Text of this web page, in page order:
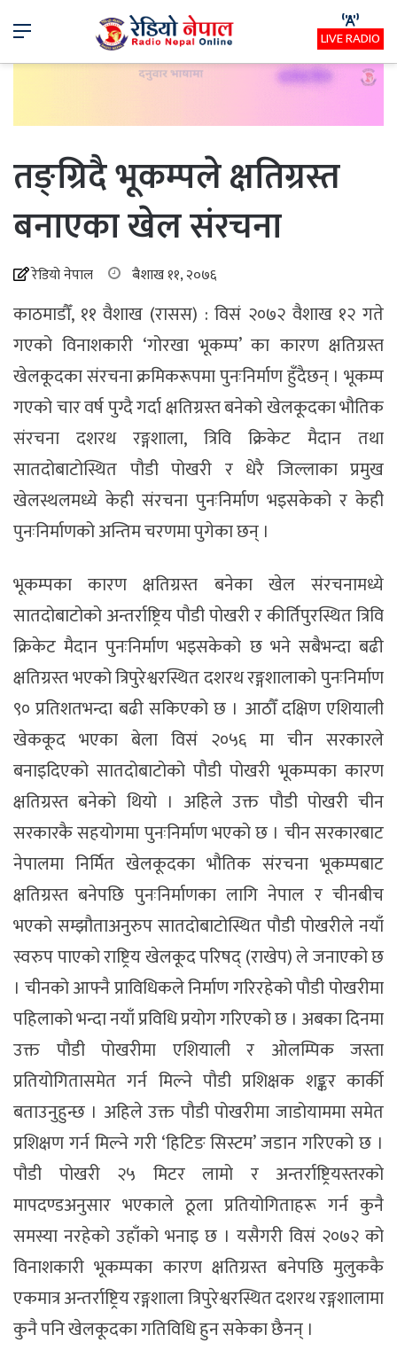
Menu LIVE RADIO
तङ्ग्रिदै भूकम्पले क्षतिग्रस्त
बनाएका खेल संरचना
रेडियो नेपाल बैशाख ११, २०७६
काठमाडौँ, ११ वैशाख (रासस) : विसं २०७२ वैशाख १२ गते
गएको विनाशकारी ‘गोरखा भूकम्प’ का कारण क्षतिग्रस्त
खेलकूदका संरचना क्रमिकरूपमा पुनःनिर्माण हुँदैछन् । भूकम्प
गएको चार वर्ष पुग्दै गर्दा क्षतिग्रस्त बनेको खेलकूदका भौतिक
संरचना दशरथ रङ्गशाला, त्रिवि क्रिकेट मैदान तथा
सातदोबाटोस्थित पौडी पोखरी र धेरै जिल्लाका प्रमुख
खेलस्थलमध्ये केही संरचना पुनःनिर्माण भइसकेको र केही
पुनःनिर्माणको अन्तिम चरणमा पुगेका छन् ।
भूकम्पका कारण क्षतिग्रस्त बनेका खेल संरचनामध्ये
सातदोबाटोको अन्तर्राष्ट्रिय पौडी पोखरी र कीर्तिपुरस्थित त्रिवि
क्रिकेट मैदान पुनःनिर्माण भइसकेको छ भने सबैभन्दा बढी
क्षतिग्रस्त भएको त्रिपुरेश्वरस्थित दशरथ रङ्गशालाको पुनःनिर्माण
९० प्रतिशतभन्दा बढी सकिएको छ । आठौँ दक्षिण एशियाली
खेककूद भएका बेला विसं २०५६ मा चीन सरकारले
बनाइदिएको सातदोबाटोको पौडी पोखरी भूकम्पका कारण
क्षतिग्रस्त बनेको थियो । अहिले उक्त पौडी पोखरी चीन
सरकारकै सहयोगमा पुनःनिर्माण भएको छ । चीन सरकारबाट
नेपालमा निर्मित खेलकूदका भौतिक संरचना भूकम्पबाट
क्षतिग्रस्त बनेपछि पुनःनिर्माणका लागि नेपाल र चीनबीच
भएको सम्झौताअनुरुप सातदोबाटोस्थित पौडी पोखरीले नयाँ
स्वरुप पाएको राष्ट्रिय खेलकूद परिषद् (राखेप) ले जनाएको छ
। चीनको आफ्नै प्राविधिकले निर्माण गरिरहेको पौडी पोखरीमा
पहिलाको भन्दा नयाँ प्रविधि प्रयोग गरिएको छ । अबका दिनमा
उक्त पौडी पोखरीमा एशियाली र ओलम्पिक जस्ता
प्रतियोगितासमेत गर्न मिल्ने पौडी प्रशिक्षक शङ्कर कार्की
बताउनुहुन्छ । अहिले उक्त पौडी पोखरीमा जाडोयाममा समेत
प्रशिक्षण गर्न मिल्ने गरी ‘हिटिङ सिस्टम’ जडान गरिएको छ ।
पौडी पोखरी २५ मिटर लामो र अन्तर्राष्ट्रियस्तरको
मापदण्डअनुसार भएकाले ठूला प्रतियोगिताहरू गर्न कुनै
समस्या नरहेको उहाँको भनाइ छ । यसैगरी विसं २०७२ को
विनाशकारी भूकम्पका कारण क्षतिग्रस्त बनेपछि मुलुककै
एकमात्र अन्तर्राष्ट्रिय रङ्गशाला त्रिपुरेश्वरस्थित दशरथ रङ्गशालामा
कुनै पनि खेलकूदका गतिविधि हुन सकेका छैनन् ।